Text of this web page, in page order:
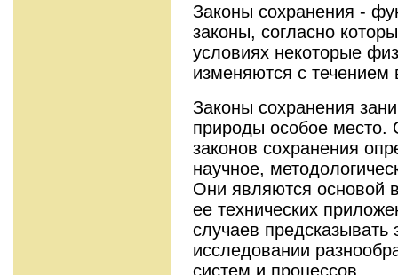
Законы сохранения -
законы, согласно
условиях некоторые
изменяются с течением
Законы сохранения
природы особое место.
законов сохранения
научное,
Они являются основой
ее технических
случаев
исследовании
систем и процессов.